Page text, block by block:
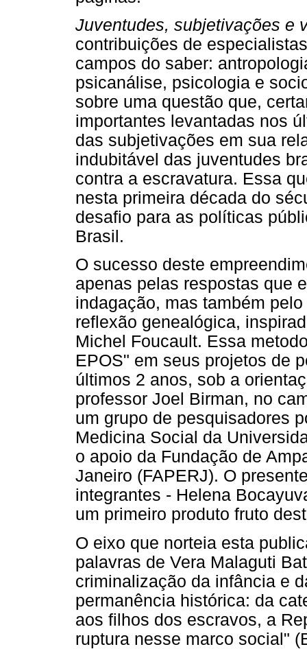
Juventudes, subjetivações e
contribuições de
campos do saber:
psicanálise, psicologia e
sobre uma questão que,
importantes levantadas nos
das subjetivações em sua
indubitável das juventudes
contra a escravatura. Essa
nesta primeira década do
desafio para as políticas
Brasil.
O sucesso deste
apenas pelas respostas que
indagação, mas também
reflexão genealógica,
Michel Foucault. Essa
EPOS" em seus projetos de
últimos 2 anos, sob a
professor Joel Birman, no
um grupo de pesquisadores
Medicina Social da
o apoio da Fundação de
Janeiro (FAPERJ). O
integrantes - Helena
um primeiro produto fruto
O eixo que norteia esta
palavras de Vera Malaguti
criminalização da infância e
permanência histórica: da
aos filhos dos escravos, a
ruptura nesse marco social"